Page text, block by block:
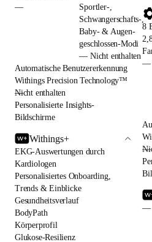
—
Sportler-,
Schwangerschafts-,
Baby- & Augen-
geschlossen-Modi
— Nicht enthalten
Automatische Benutzererkennung
Withings Precision Technology™
—
Nicht enthalten
Personalisierte Insights-
Bildschirme
Withings+
EKG-Auswertungen durch
Kardiologen
Personalisiertes Onboarding,
Trends & Einblicke
Gesundheitsverlauf
BodyPath
Körperprofil
Glukose-Resilienz
8
—
—
—